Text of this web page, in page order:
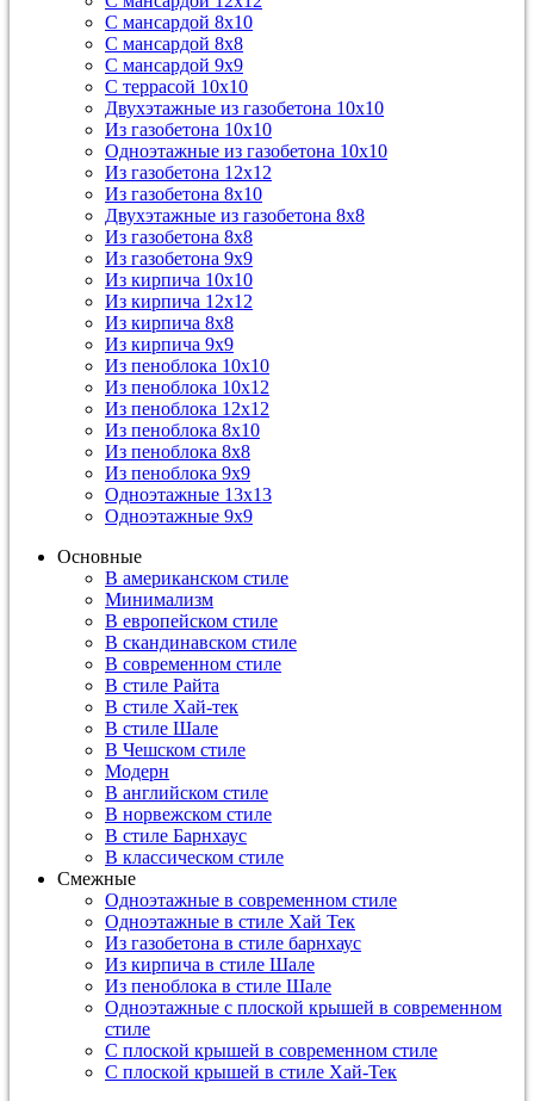
С мансардой 8х10
С мансардой 8х8
С мансардой 9х9
С террасой 10х10
Двухэтажные из газобетона 10х10
Из газобетона 10х10
Одноэтажные из газобетона 10х10
Из газобетона 12х12
Из газобетона 8х10
Двухэтажные из газобетона 8х8
Из газобетона 8х8
Из газобетона 9х9
Из кирпича 10х10
Из кирпича 12х12
Из кирпича 8х8
Из кирпича 9х9
Из пеноблока 10х10
Из пеноблока 10х12
Из пеноблока 12х12
Из пеноблока 8х10
Из пеноблока 8х8
Из пеноблока 9х9
Одноэтажные 13х13
Одноэтажные 9х9
Основные
В американском стиле
Минимализм
В европейском стиле
В скандинавском стиле
В современном стиле
В стиле Райта
В стиле Хай-тек
В стиле Шале
В Чешском стиле
Модерн
В английском стиле
В норвежском стиле
В стиле Барнхаус
В классическом стиле
Смежные
Одноэтажные в современном стиле
Одноэтажные в стиле Хай Тек
Из газобетона в стиле барнхаус
Из кирпича в стиле Шале
Из пеноблока в стиле Шале
Одноэтажные с плоской крышей в современном
стиле
С плоской крышей в современном стиле
С плоской крышей в стиле Хай-Тек